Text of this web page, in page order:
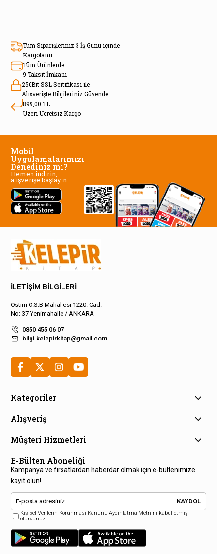
Tüm Siparişleriniz 3 İş Günü içinde
Kargolanır
Tüm Ürünlerde
9 Taksit İmkanı
256Bit SSL Sertifikası ile
Alışverişte Bilgileriniz Güvende.
899,00 TL.
Üzeri Ücretsiz Kargo
Mobil
Uygulamalarımızı
Denediniz mi?
Hemen indirin,
alışverişe başlayın.
İLETİŞİM BİLGİLERİ
Ostim O.S.B Mahallesi 1220. Cad.
No: 37 Yenimahalle / ANKARA
0850 455 06 07
bilgi.kelepirkitap@gmail.com
Kategoriler
Alışveriş
Müşteri Hizmetleri
E-Bülten Aboneliği
Kampanya ve fırsatlardan haberdar olmak için e-bültenimize
kayıt olun!
KAYDOL
Kişisel Verilerin Korunması Kanunu Aydınlatma Metnini kabul etmiş
olursunuz.